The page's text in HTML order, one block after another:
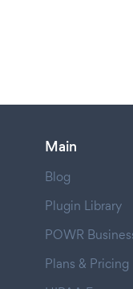
Main
Blog
Plugin Library
POWR
Plans & Pricing